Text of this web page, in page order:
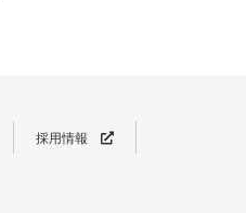
採用情報